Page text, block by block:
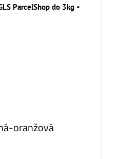
ParcelShop do 3kg •
oranžová